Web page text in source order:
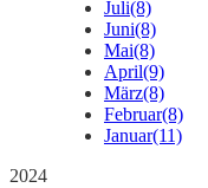
Juli(8)
Juni(8)
Mai(8)
April(9)
März(8)
Februar(8)
Januar(11)
2024